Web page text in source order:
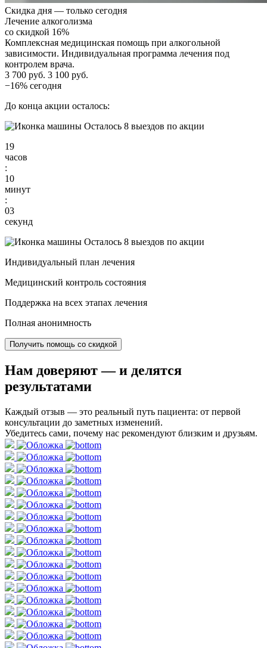
Скидка дня — только сегодня
Лечение алкоголизма
со скидкой 16%
Комплексная медицинская помощь при алкогольной
зависимости. Индивидуальная программа лечения под
контролем врача.
3 700 руб. 3 100 руб.
−16% сегодня
До конца акции осталось:
Осталось 8 выездов по акции
19
часов
:
10
минут
:
02
секунд
Осталось 8 выездов по акции
Индивидуальный план лечения
Медицинский контроль состояния
Поддержка на всех этапах лечения
Полная анонимность
Получить помощь со скидкой
Нам доверяют— и делятся
результатами
Каждый отзыв — это реальный путь пациента: от первой
консультации до заметных изменений.
Убедитесь сами, почему нас рекомендуют близким и друзьям.